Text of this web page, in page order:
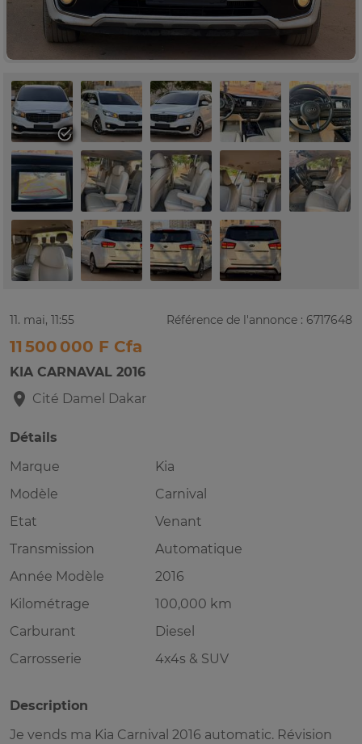
11. mai, 11:55 Référence de l'annonce : 6717648
11 500 000 F Cfa
KIA CARNAVAL 2016
Cité Damel Dakar
Détails
Marque
Kia
Modèle
Carnival
Etat
Venant
Transmission
Automatique
Année Modèle
2016
Kilométrage
100,000 km
Carburant
Diesel
Carrosserie
4x4s & SUV
Description
Je vends ma Kia Carnival 2016 automatic. Révision